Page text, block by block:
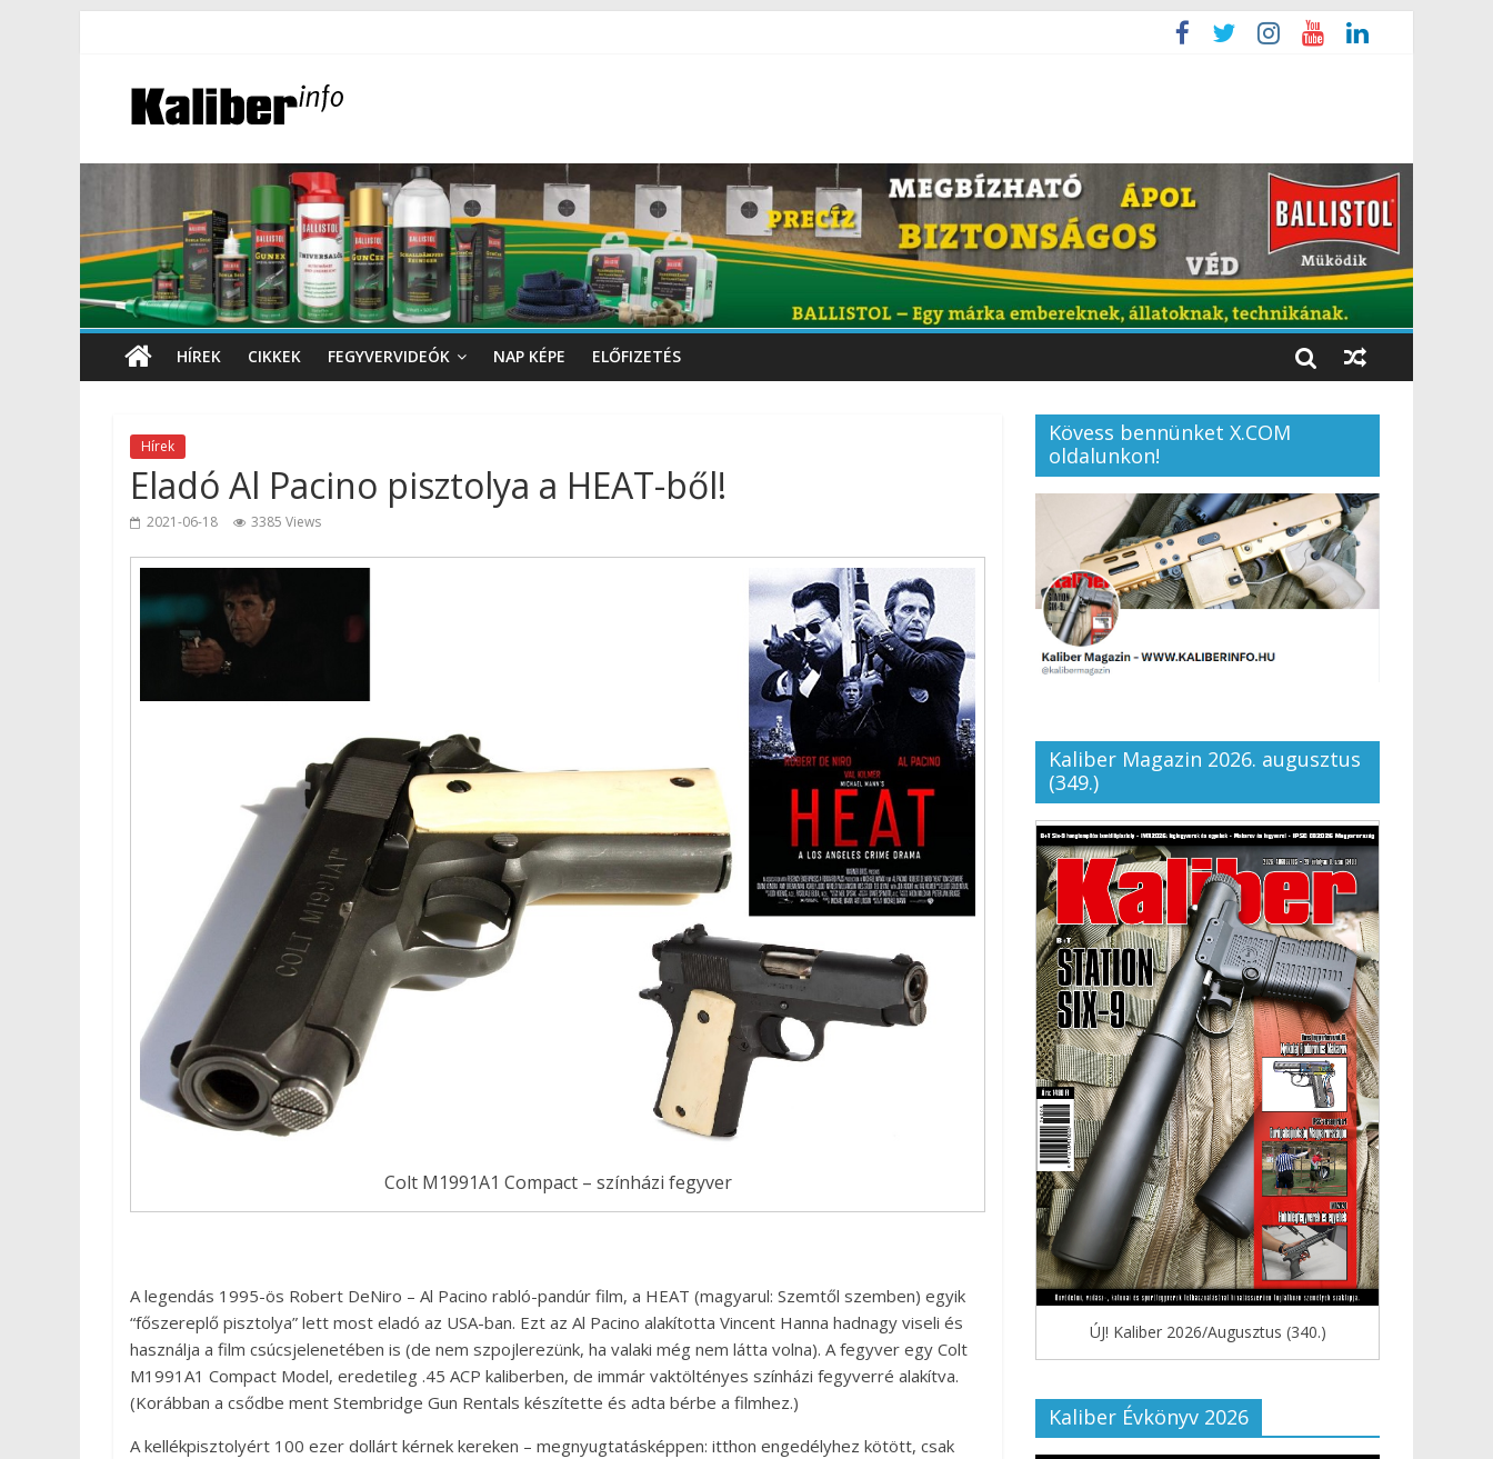
HÍREK CIKKEK FEGYVERVIDEÓK NAP KÉPE ELŐFIZETÉS
Hírek
Eladó Al Pacino pisztolya a HEAT-ből!
2021-06-18 3385 Views
Colt M1991A1 Compact – színházi fegyver
A legendás 1995-ös Robert DeNiro – Al Pacino rabló-pandúr film, a HEAT (magyarul: Szemtől szemben) egyik
“főszereplő pisztolya” lett most eladó az USA-ban. Ezt az Al Pacino alakította Vincent Hanna hadnagy viseli és
használja a film csúcsjelenetében is (de nem szpojlerezünk, ha valaki még nem látta volna). A fegyver egy Colt
M1991A1 Compact Model, eredetileg .45 ACP kaliberben, de immár vaktöltényes színházi fegyverré alakítva.
(Korábban a csődbe ment Stembridge Gun Rentals készítette és adta bérbe a filmhez.)
A kellékpisztolyért 100 ezer dollárt kérnek kereken – megnyugtatásképpen: itthon engedélyhez kötött, csak
Kövess bennünket X.COM
oldalunkon!
Kaliber Magazin 2026. augusztus
(349.)
ÚJ! Kaliber 2026/Augusztus (340.)
Kaliber Évkönyv 2026